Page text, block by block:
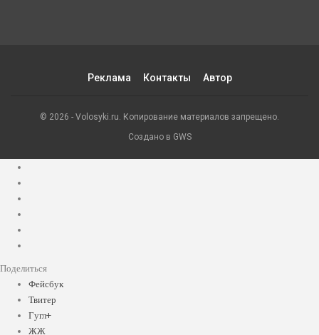
Реклама Контакты Автор
© 2026 - Volosyki.ru. Копирование материалов запрещено.
Создано в GWS
Поделиться
Фейсбук
Твитер
Гугл+
ЖЖ